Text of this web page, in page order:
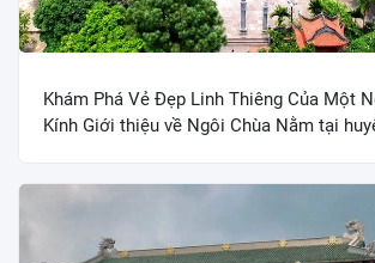
Khám Phá Vẻ Đẹp Linh Thiêng Của Một
Kính Giới thiệu về Ngôi Chùa Nằm tại